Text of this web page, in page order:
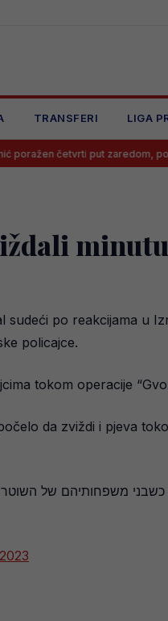
TRANSFERI LIGA
put zaredom, povrijedio se u
sudeći po reakcijama u
policajce.
tokom operacije
da zviždi i pjeva
משפחותיהם של